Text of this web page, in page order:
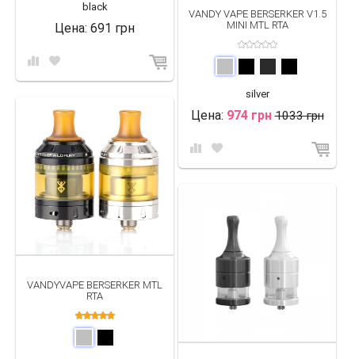
black
Цена: 691 грн
VANDY VAPE BERSERKER V1.5
MINI MTL RTA
silver
Цена: 974 грн 1033 грн
VANDYVAPE BERSERKER MTL
RTA